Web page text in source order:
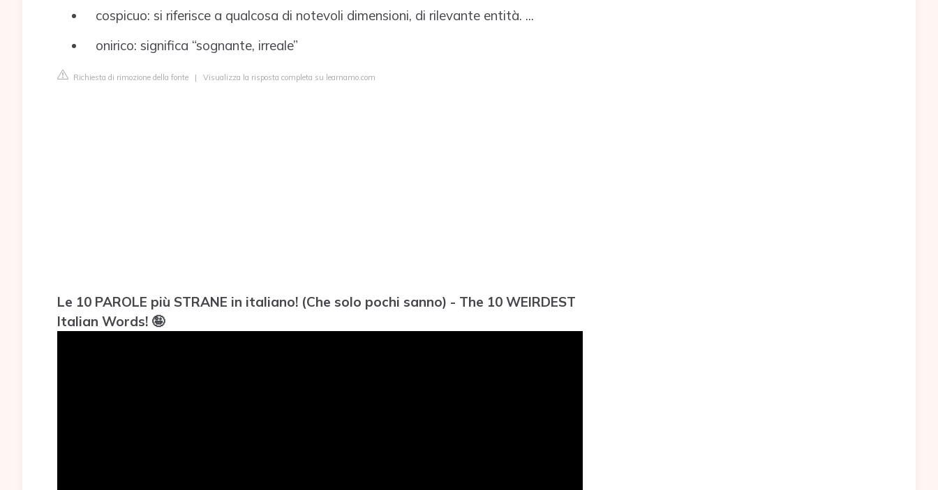
cospicuo: si riferisce a qualcosa di notevoli dimensioni, di rilevante entità. ...
onirico: significa “sognante, irreale”
Richiesta di rimozione della fonte | Visualizza la risposta completa su learnamo.com
Le 10 PAROLE più STRANE in italiano! (Che solo pochi sanno) - The 10 WEIRDEST
Italian Words! 🤪